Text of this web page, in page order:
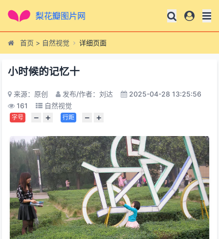
首页 > 自然视觉 详细页面
小时候的记忆十
来源：原创 发布/作者：刘达
2025-04-28 13:25:56
161
自然视觉
字号 − + 行距 − +